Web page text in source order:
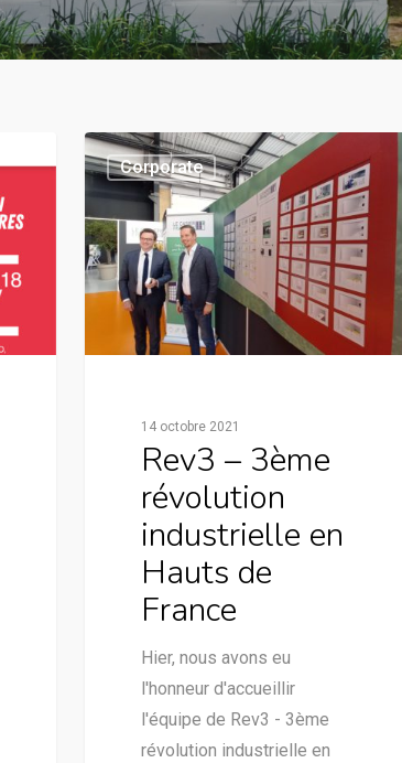
Corporate
14 octobre 2021
Rev3 – 3ème
révolution
industrielle en
Hauts de
France
Hier, nous avons eu
l'honneur d'accueillir
l'équipe de Rev3 - 3ème
révolution industrielle en